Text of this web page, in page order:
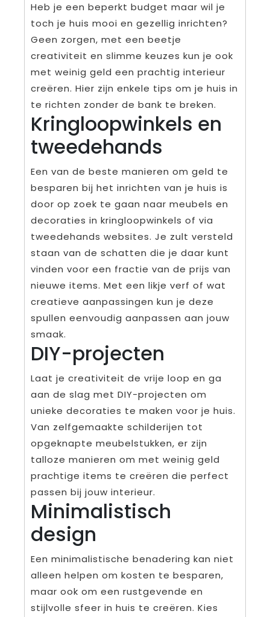
Heb je een beperkt budget maar wil je
toch je huis mooi en gezellig inrichten?
Geen zorgen, met een beetje
creativiteit en slimme keuzes kun je ook
met weinig geld een prachtig interieur
creëren. Hier zijn enkele tips om je huis in
te richten zonder de bank te breken.
Kringloopwinkels en
tweedehands
Een van de beste manieren om geld te
besparen bij het inrichten van je huis is
door op zoek te gaan naar meubels en
decoraties in kringloopwinkels of via
tweedehands websites. Je zult versteld
staan van de schatten die je daar kunt
vinden voor een fractie van de prijs van
nieuwe items. Met een likje verf of wat
creatieve aanpassingen kun je deze
spullen eenvoudig aanpassen aan jouw
smaak.
DIY-projecten
Laat je creativiteit de vrije loop en ga
aan de slag met DIY-projecten om
unieke decoraties te maken voor je huis.
Van zelfgemaakte schilderijen tot
opgeknapte meubelstukken, er zijn
talloze manieren om met weinig geld
prachtige items te creëren die perfect
passen bij jouw interieur.
Minimalistisch
design
Een minimalistische benadering kan niet
alleen helpen om kosten te besparen,
maar ook om een rustgevende en
stijlvolle sfeer in huis te creëren. Kies